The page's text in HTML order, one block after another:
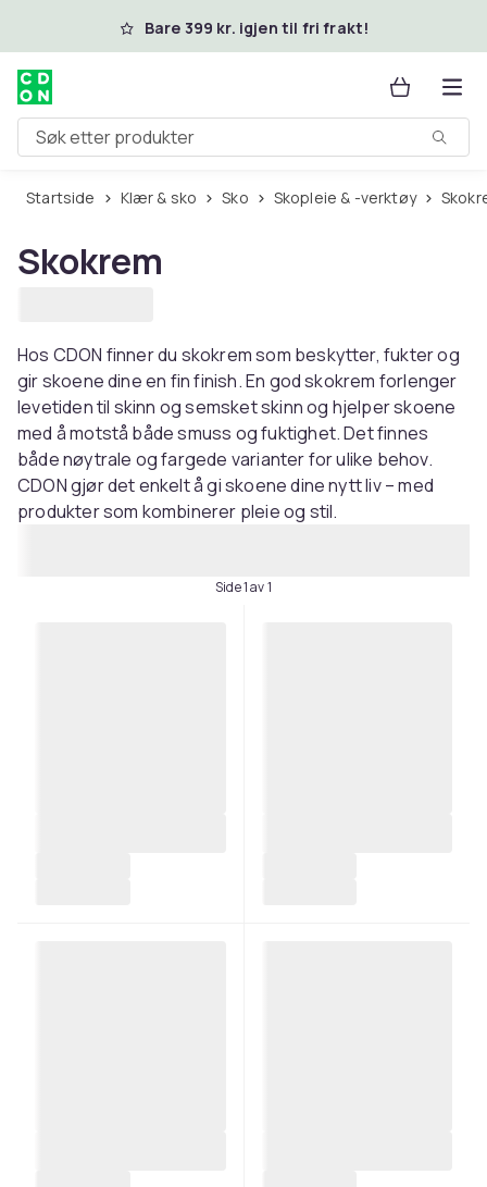
Hopp til hovedinnholdBare 399 kr. igjen til fri frakt!
Søk etter produkter
Startside Klær & sko Sko Skopleie & -verktøy
Skokrem
Hos CDON finner du skokrem som beskytter, fukter og
gir skoene dine en fin finish. En god skokrem forlenger
levetiden til skinn og semsket skinn og hjelper skoene
med å motstå både smuss og fuktighet. Det finnes
både nøytrale og fargede varianter for ulike behov.
CDON gjør det enkelt å gi skoene dine nytt liv – med
produkter som kombinerer pleie og stil.
Side 1 av 1